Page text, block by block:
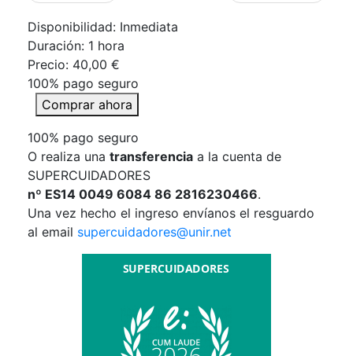
Disponibilidad: Inmediata
Duración: 1 hora
Precio: 40,00 €
100% pago seguro
Comprar ahora
100% pago seguro
O realiza una transferencia a la cuenta de
SUPERCUIDADORES
nº ES14 0049 6084 86 2816230466.
Una vez hecho el ingreso envíanos el resguardo
al email supercuidadores@unir.net